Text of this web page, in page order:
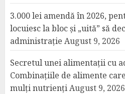
3.000 lei amendă în 2026,
locuiesc la bloc și „uită” să
administrație August 9, 2026
Secretul unei alimentații cu
Combinațiile de alimente
mulți nutriențiAugust 9, 2026